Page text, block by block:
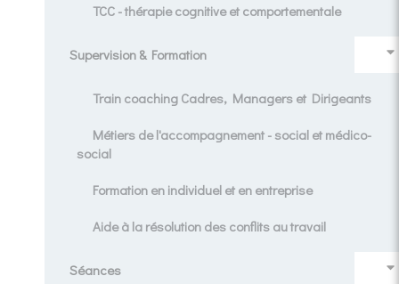
TCC - thérapie cognitive et comportementale
Supervision & Formation
Train coaching Cadres, Managers et Dirigeants
Métiers de l'accompagnement - social et médico-
social
Formation en individuel et en entreprise
Aide à la résolution des conflits au travail
Séances